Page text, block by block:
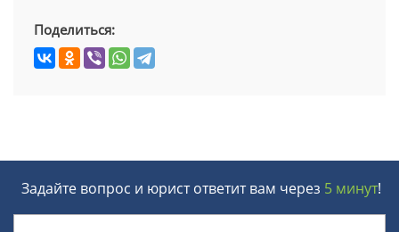
Поделиться:
Задайте вопрос и юрист ответит вам через 5 минут!